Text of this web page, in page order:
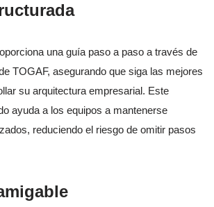
una guía paso a paso a través de
TOGAF, asegurando que siga las mejores
su arquitectura empresarial. Este
ayuda a los equipos a mantenerse
reduciendo el riesgo de omitir pasos